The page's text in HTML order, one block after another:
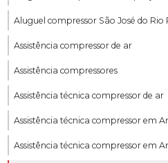
Aluguel compressor São José do Rio
Assistência compressor de ar
Assistência compressores
Assistência técnica compressor de ar
Assistência técnica compressor em
Assistência técnica compressor em